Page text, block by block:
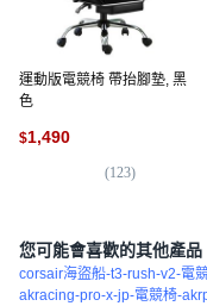
運動版電競椅 帶抬腳墊, 黑
色
$1,490
(123)
您可能會喜歡的其他產品
corsair海盜船-t3-rush-v2-電
akracing-pro-x-jp-電競椅-